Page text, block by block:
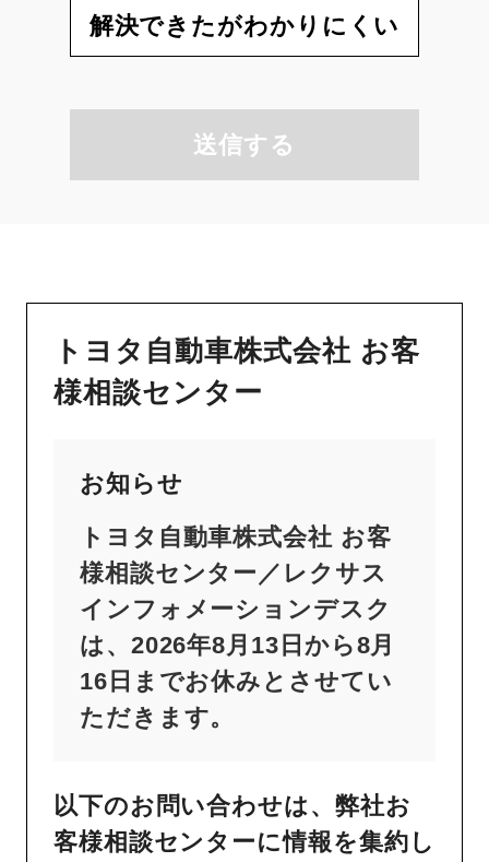
解決できたがわかりにくい
送信する
トヨタ自動車株式会社 お客
様相談センター
お知らせ
トヨタ自動車株式会社 お客
様相談センター／レクサス
インフォメーションデスク
は、2026年8月13日から8月
16日までお休みとさせてい
ただきます。
以下のお問い合わせは、弊社お
客様相談センターに情報を集約し